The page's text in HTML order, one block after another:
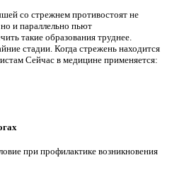
со стрежнем противостоят не
и параллельно пьют
такие образования труднее.
стадии. Когда стрежень находится
Сейчас в медицине применяется:
при профилактике возникновения